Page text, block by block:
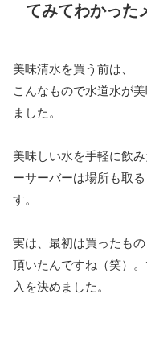
てみてわかった
美味清水を買う前は、
こんなもので水道水が
ました。
美味しい水を手軽に飲
ーサーバーは場所も取
す。
実は、最初は買ったも
頂いたんですね（笑）
入を決めました。